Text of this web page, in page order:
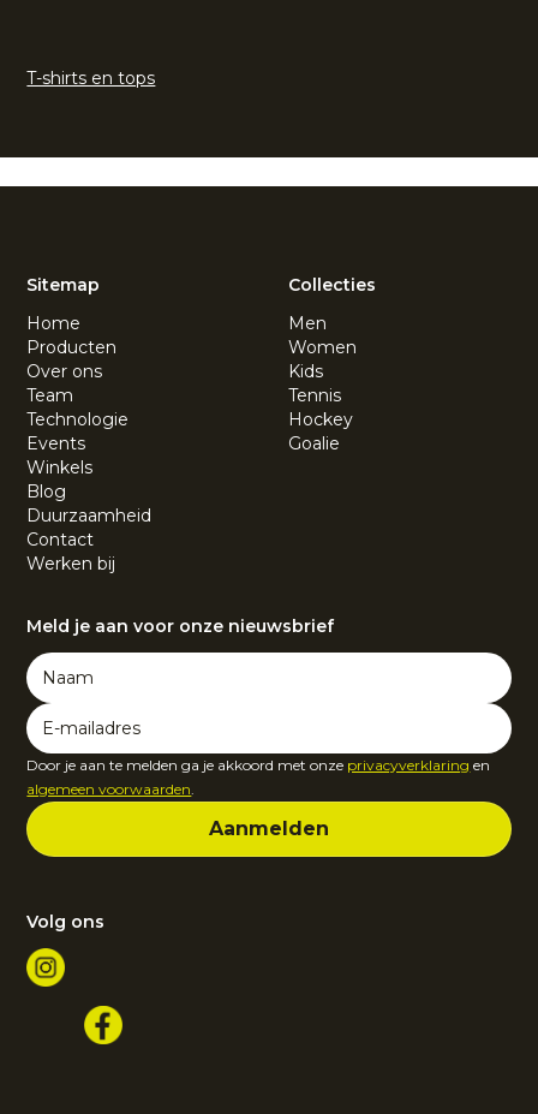
T-shirts en tops
Sitemap
Home
Producten
Over ons
Team
Technologie
Events
Winkels
Blog
Duurzaamheid
Contact
Werken bij
Collecties
Men
Women
Kids
Tennis
Hockey
Goalie
Meld je aan voor onze nieuwsbrief
Door je aan te melden ga je akkoord met onze privacyverklaring en
algemeen voorwaarden
Volg ons